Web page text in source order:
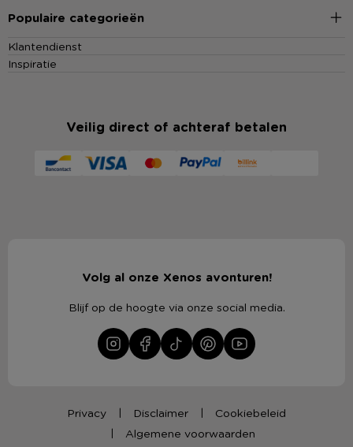
Populaire categorieën
Klantendienst
Inspiratie
Veilig direct of achteraf betalen
Volg al onze Xenos avonturen!
Blijf op de hoogte via onze social media.
Privacy Disclaimer
Cookiebeleid
Algemene voorwaarden